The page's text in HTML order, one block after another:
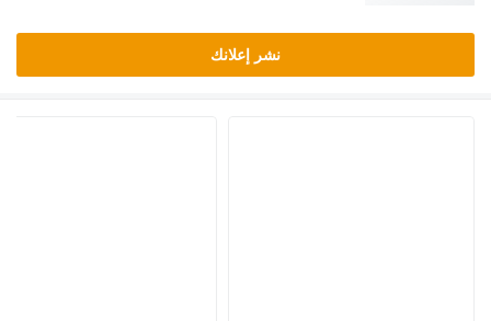
نشر إعلانك